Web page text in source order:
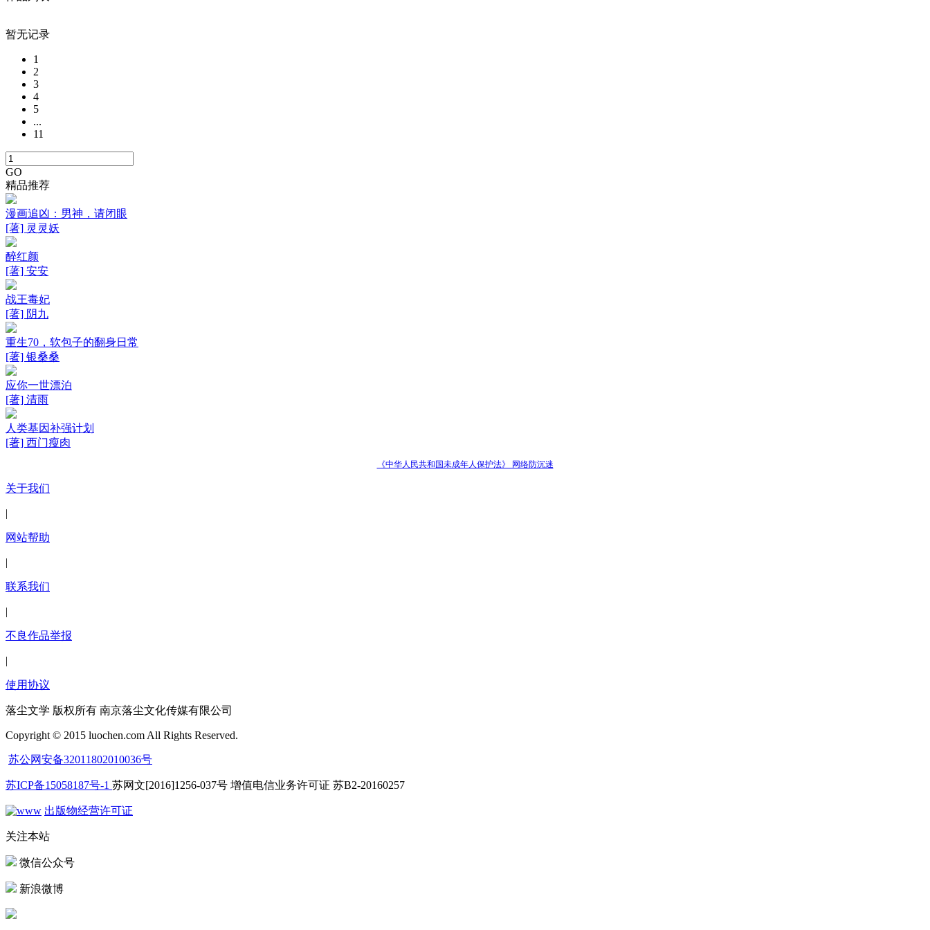
暂无记录
1
2
3
4
5
...
11
GO
精品推荐
漫画追凶：男神，请闭眼
[著] 灵灵妖
醉红颜
[著] 安安
战王毒妃
[著] 阴九
重生70，软包子的翻身日常
[著] 银桑桑
应你一世漂泊
[著] 清雨
人类基因补强计划
[著] 西门瘦肉
《中华人民共和国未成年人保护法》 网络防沉迷
关于我们
|
网站帮助
|
联系我们
|
不良作品举报
|
使用协议
落尘文学 版权所有 南京落尘文化传媒有限公司
Copyright © 2015 luochen.com All Rights Reserved.
苏公网安备32011802010036号
苏ICP备15058187号-1 苏网文[2016]1256-037号 增值电信业务许可证 苏B2-20160257
出版物经营许可证
关注本站
微信公众号
新浪微博